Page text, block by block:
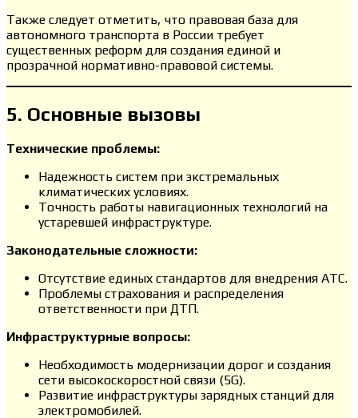
Также следует отметить, что правовая база для
автономного транспорта в России требует
существенных реформ для создания единой и
прозрачной нормативно-правовой системы.
5. Основные вызовы
Технические проблемы:
Надежность систем при экстремальных
климатических условиях.
Точность работы навигационных технологий на
устаревшей инфраструктуре.
Законодательные сложности:
Отсутствие единых стандартов для внедрения АТС.
Проблемы страхования и распределения
ответственности при ДТП.
Инфраструктурные вопросы:
Необходимость модернизации дорог и создания
сети высокоскоростной связи (5G).
Развитие инфраструктуры зарядных станций для
электромобилей.